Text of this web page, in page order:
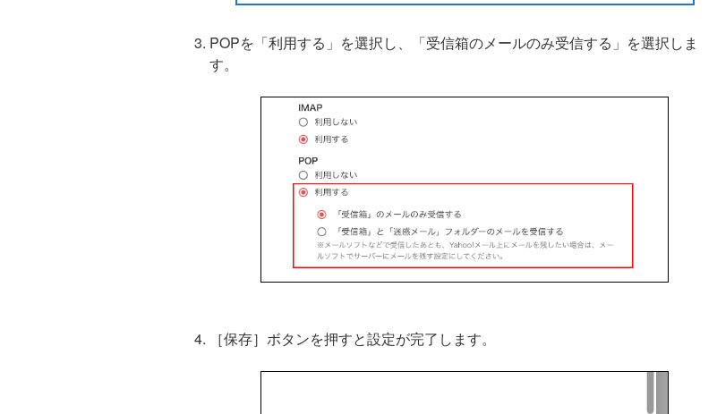
POPを「利用する」を選択し、「受信箱のメールのみ受信する」を選択しま
す。
［保存］ボタンを押すと設定が完了します。